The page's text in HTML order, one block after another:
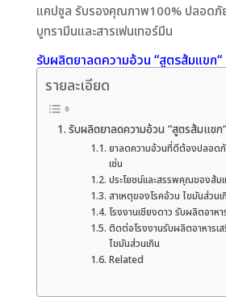
แคปซูล รับรองคุณภาพ100% ปลอดภั
บูทรามีนและสารเฟนเทอร์มีน
รับผลิตยาลดความอ้วน “สูตรส้มแขก“
รายละเอียด
รับผลิตยาลดความอ้วน “สูตรส้มแขก“
ยาลดความอ้วนที่ดีต้องปลอด
เช่น
ประโยชน์และสรรพคุณของส้ม
สาเหตุของโรคอ้วน ไขมันส่วน
โรงงานเชียงดาว รับผลิตอาห
ติดต่อโรงงานรับผลิตอาหารเ
ไขมันส่วนเกิน
Related